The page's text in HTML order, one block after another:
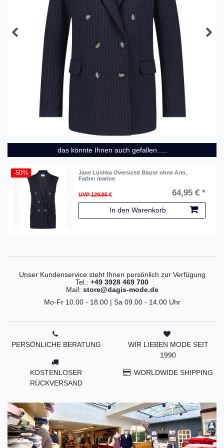
das könnte Ihnen auch gefallen.....
-50% Jane Lushka Oversized Blazer ohne Arm,
Farbe: marine
UVP 129,95 € 64,95 € *
In den Warenkorb
Unser Kundenservice steht Ihnen persönlich zur Verfügung
Tel.: +49 3928 469 700
Mail: store@dagis-mode.de
Mo-Fr 10.00 - 18.00 | Sa 09.00 - 14.00 Uhr
PERSÖNLICHE BERATUNG
KOSTENLOSER
RÜCKVERSAND
WIR LIEBEN MODE SEIT
1990
WORLDWIDE SHIPPING